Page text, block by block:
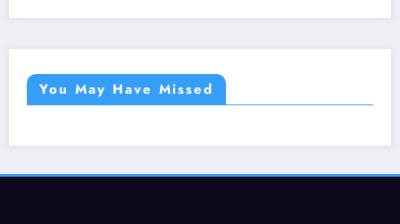
You May Have Missed